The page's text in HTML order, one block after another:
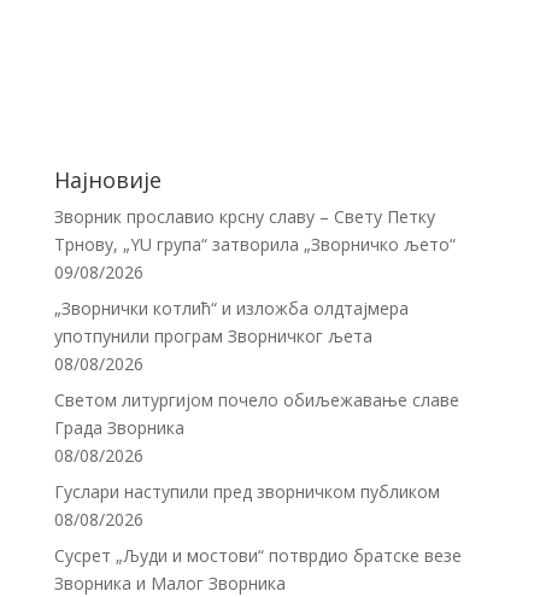
Најновије
Зворник прославио крсну славу – Свету Петку
Трнову, „YU група“ затворила „Зворничко љето“
09/08/2026
„Зворнички котлић“ и изложба олдтајмера
употпунили програм Зворничког љета
08/08/2026
Светом литургијом почело обиљежавање славе
Града Зворника
08/08/2026
Гуслари наступили пред зворничком публиком
08/08/2026
Сусрет „Људи и мостови“ потврдио братске везе
Зворника и Малог Зворника